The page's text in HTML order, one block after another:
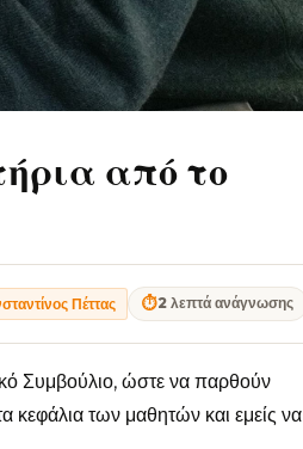
από το
Πέττας ⏱2 λεπτά ανάγνωσης
Συμβούλιο, ώστε να παρθούν
κεφάλια των μαθητών και εμείς να